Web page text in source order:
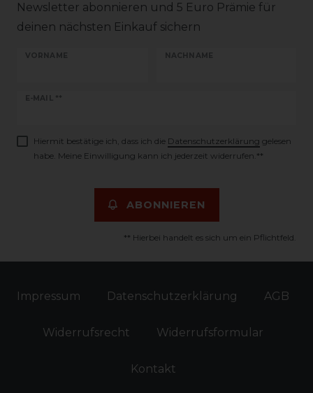
Newsletter abonnieren und 5 Euro Prämie für
deinen nächsten Einkauf sichern
VORNAME NACHNAME
E-MAIL **
Newsletter
Hiermit bestätige ich, dass ich die Daten­schutz­erklärung gelesen
habe. Meine Einwilligung kann ich jederzeit widerrufen.**
ABONNIEREN
** Hierbei handelt es sich um ein Pflichtfeld.
Impressum Daten­schutz­erklärung AGB
Widerrufs­recht Widerrufs­formular
Kontakt